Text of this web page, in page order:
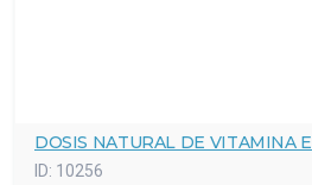
DOSIS NATURAL DE VITAMINA E
ID: 10256